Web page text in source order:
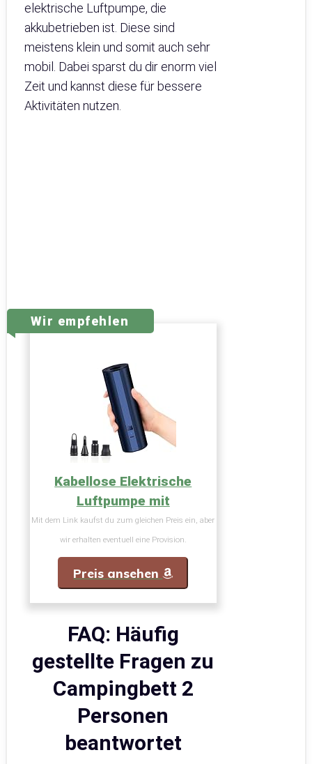
elektrische Luftpumpe, die
akkubetrieben ist. Diese sind
meistens klein und somit auch sehr
mobil. Dabei sparst du dir enorm viel
Zeit und kannst diese für bessere
Aktivitäten nutzen.
Wir empfehlen
Kabellose Elektrische
Luftpumpe mit
Mit dem Link kaufst du zum gleichen Preis ein, aber
wir erhalten eventuell eine Provision.
Preis ansehen
FAQ: Häufig
gestellte Fragen zu
Campingbett 2
Personen
beantwortet